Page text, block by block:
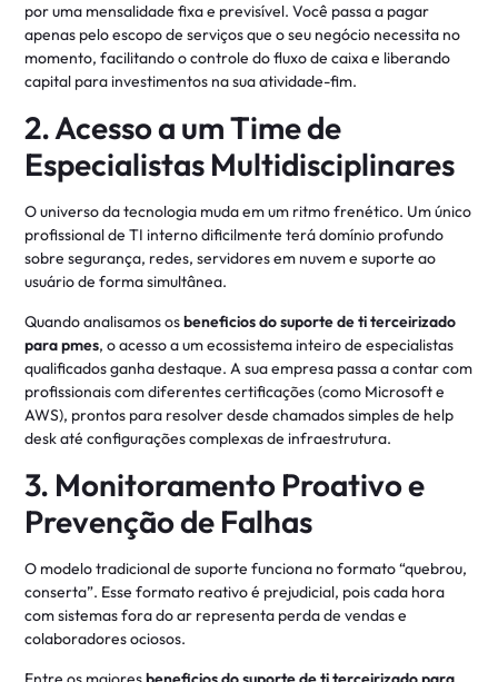
por uma mensalidade fixa e previsível. Você passa a pagar
apenas pelo escopo de serviços que o seu negócio necessita no
momento, facilitando o controle do fluxo de caixa e liberando
capital para investimentos na sua atividade-fim.
2. Acesso a um Time de
Especialistas Multidisciplinares
O universo da tecnologia muda em um ritmo frenético. Um único
profissional de TI interno dificilmente terá domínio profundo
sobre segurança, redes, servidores em nuvem e suporte ao
usuário de forma simultânea.
Quando analisamos osbeneficios do suporte de ti terceirizado
para pmes, o acesso a um ecossistema inteiro de especialistas
qualificados ganha destaque. A sua empresa passa a contar com
profissionais com diferentes certificações (como Microsoft e
AWS), prontos para resolver desde chamados simples de help
desk até configurações complexas de infraestrutura.
3. Monitoramento Proativo e
Prevenção de Falhas
O modelo tradicional de suporte funciona no formato “quebrou,
conserta”. Esse formato reativo é prejudicial, pois cada hora
com sistemas fora do ar representa perda de vendas e
colaboradores ociosos.